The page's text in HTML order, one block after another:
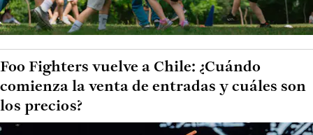
Foo Fighters vuelve a Chile: ¿Cuándo
comienza la venta de entradas y cuáles son
los precios?